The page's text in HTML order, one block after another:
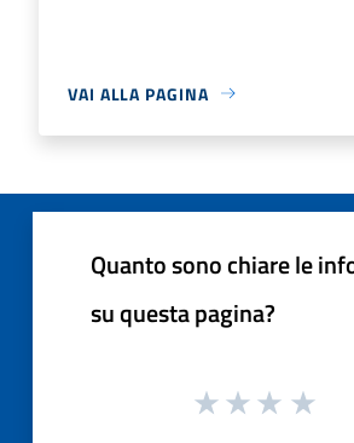
VAI ALLA PAGINA
Quanto sono chiare le
su questa pagina?